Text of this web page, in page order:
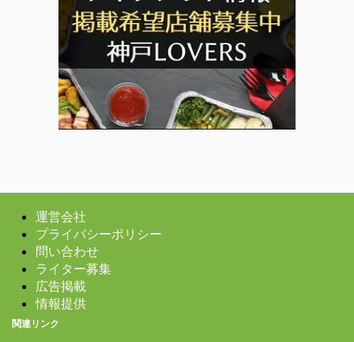
運営会社
プライバシーポリシー
問い合わせ
ライター募集
広告掲載
情報提供
関連リンク